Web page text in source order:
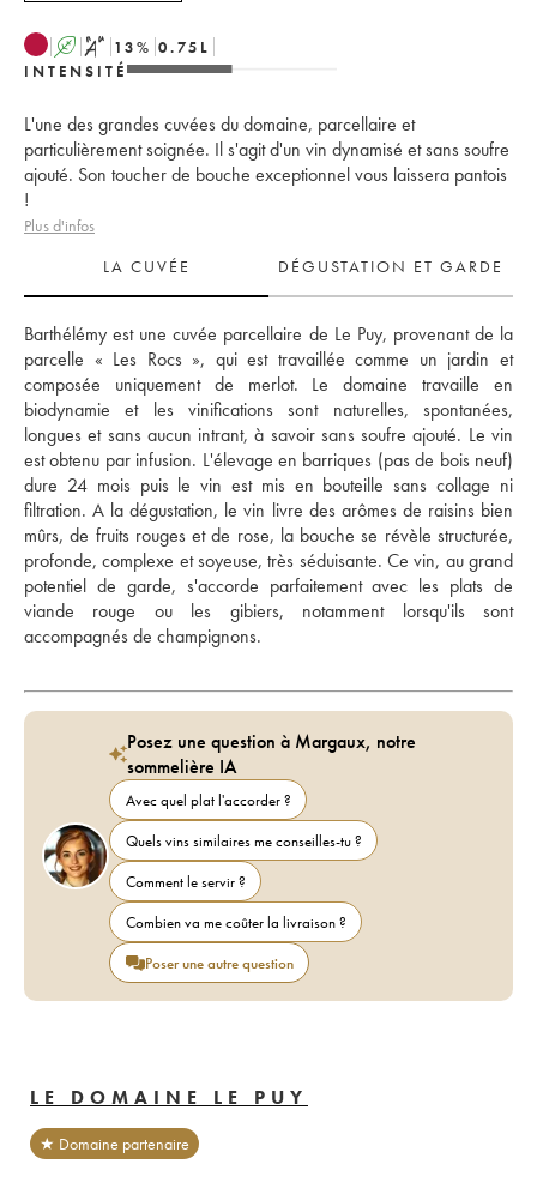
A S 13% 0.75 L
INTENSITÉ
L'une des grandes cuvées du domaine, parcellaire et
particulièrement soignée. Il s'agit d'un vin dynamisé et sans soufre
ajouté. Son toucher de bouche exceptionnel vous laissera pantois
!
Plus d'infos
LA CUVÉE
DÉGUSTATION ET GARDE
Barthélémy est une cuvée parcellaire de Le Puy, provenant de la
parcelle « Les Rocs », qui est travaillée comme un jardin et
composée uniquement de merlot. Le domaine travaille en
biodynamie et les vinifications sont naturelles, spontanées,
longues et sans aucun intrant, à savoir sans soufre ajouté. Le vin
est obtenu par infusion. L'élevage en barriques (pas de bois neuf)
dure 24 mois puis le vin est mis en bouteille sans collage ni
filtration. A la dégustation, le vin livre des arômes de raisins bien
mûrs, de fruits rouges et de rose, la bouche se révèle structurée,
profonde, complexe et soyeuse, très séduisante. Ce vin, au grand
potentiel de garde, s'accorde parfaitement avec les plats de
viande rouge ou les gibiers, notamment lorsqu'ils sont
accompagnés de champignons.
Posez une question à Margaux, notre
sommelière IA
Avec quel plat l'accorder ?
Quels vins similaires me conseilles-tu ?
Comment le servir ?
Combien va me coûter la livraison ?
Poser une autre question
LE DOMAINE LE PUY
★ Domaine partenaire